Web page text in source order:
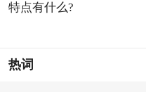
特点有什么?
热词